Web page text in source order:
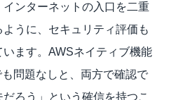
ンターネットの入口を二重
うに、セキュリティ評価も
ます。AWSネイティブ機能
問題なしと、両方で確認で
ろう」という確信を持つこ